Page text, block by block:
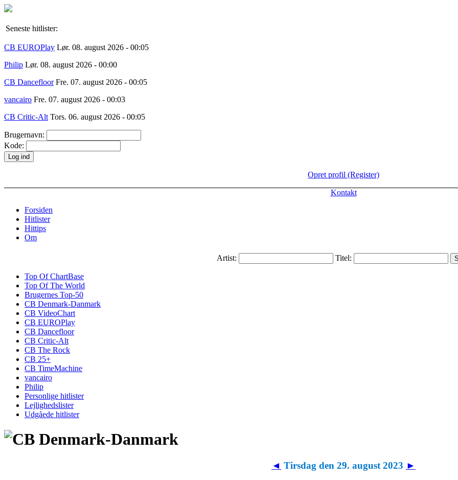
Seneste hitlister:
CB EUROPlay Lør. 08. august 2026 - 00:05
Philip Lør. 08. august 2026 - 00:00
CB Dancefloor Fre. 07. august 2026 - 00:05
vancairo Fre. 07. august 2026 - 00:03
CB Critic-Alt Tors. 06. august 2026 - 00:05
Brugernavn:
Kode:
Opret profil (Register)
Kontakt
Forsiden
Hitlister
Hittips
Om
Artist: Titel:
Top Of ChartBase
Top Of The World
Brugernes Top-50
CB Denmark-Danmark
CB VideoChart
CB EUROPlay
CB Dancefloor
CB Critic-Alt
CB The Rock
CB 25+
CB TimeMachine
vancairo
Philip
Personlige hitlister
Lejlighedslister
Udgåede hitlister
◄ Tirsdag den 29. august 2023 ►